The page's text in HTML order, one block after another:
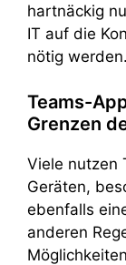
hartnäckig
IT auf die
nötig werden.
Teams-
Grenzen
Viele nutzen
Geräten,
ebenfalls
anderen